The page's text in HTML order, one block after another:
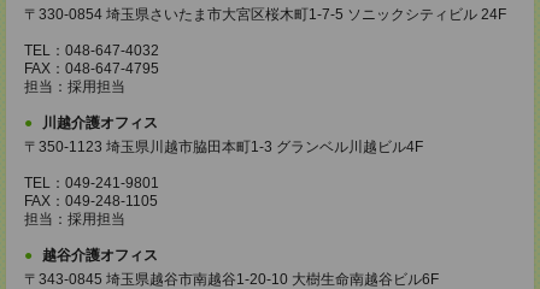
〒330-0854 埼玉県さいたま市大宮区桜木町1-7-5 ソニックシティビル 24F
TEL：048-647-4032
FAX：048-647-4795
担当：採用担当
川越介護オフィス
〒350-1123 埼玉県川越市脇田本町1-3 グランベル川越ビル4F
TEL：049-241-9801
FAX：049-248-1105
担当：採用担当
越谷介護オフィス
〒343-0845 埼玉県越谷市南越谷1-20-10 大樹生命南越谷ビル6F